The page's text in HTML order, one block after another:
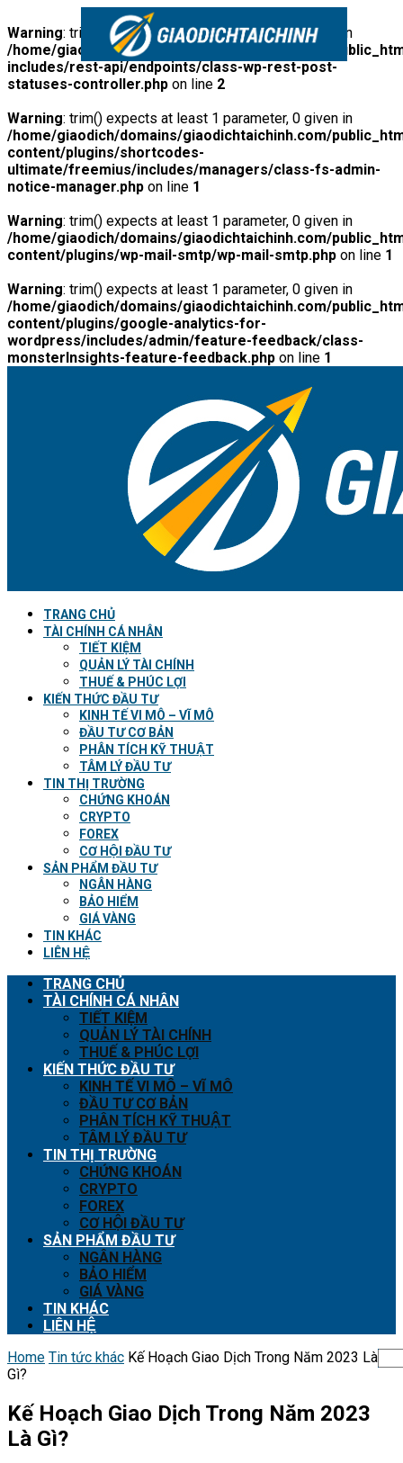
Warning: trim() expects at least 1 parameter, 0 given in
/home/giaodich/domains/giaodichtaichinh.com/
includes/rest-api/endpoints/class-wp-rest-post-
statuses-controller.php on line 2
Warning: trim() expects at least 1 parameter, 0 given in
/home/giaodich/domains/giaodichtaichinh.com/
content/plugins/shortcodes-
ultimate/freemius/includes/managers/class-fs-admin-
notice-manager.php on line 1
Warning: trim() expects at least 1 parameter, 0 given in
/home/giaodich/domains/giaodichtaichinh.com/
content/plugins/wp-mail-smtp/wp-mail-smtp.php on line 1
Warning: trim() expects at least 1 parameter, 0 given in
/home/giaodich/domains/giaodichtaichinh.com/
content/plugins/google-analytics-for-
wordpress/includes/admin/feature-feedback/class-
monsterInsights-feature-feedback.php on line 1
TRANG CHỦ
TÀI CHÍNH CÁ NHÂN
TIẾT KIỆM
QUẢN LÝ TÀI CHÍNH
THUẾ & PHÚC LỢI
KIẾN THỨC ĐẦU TƯ
KINH TẾ VI MÔ – VĨ MÔ
ĐẦU TƯ CƠ BẢN
PHÂN TÍCH KỸ THUẬT
TÂM LÝ ĐẦU TƯ
TIN THỊ TRƯỜNG
CHỨNG KHOÁN
CRYPTO
FOREX
CƠ HỘI ĐẦU TƯ
SẢN PHẨM ĐẦU TƯ
NGÂN HÀNG
BẢO HIỂM
GIÁ VÀNG
TIN KHÁC
LIÊN HỆ
TRANG CHỦ
TÀI CHÍNH CÁ NHÂN
TIẾT KIỆM
QUẢN LÝ TÀI CHÍNH
THUẾ & PHÚC LỢI
KIẾN THỨC ĐẦU TƯ
KINH TẾ VI MÔ – VĨ MÔ
ĐẦU TƯ CƠ BẢN
PHÂN TÍCH KỸ THUẬT
TÂM LÝ ĐẦU TƯ
TIN THỊ TRƯỜNG
CHỨNG KHOÁN
CRYPTO
FOREX
CƠ HỘI ĐẦU TƯ
SẢN PHẨM ĐẦU TƯ
NGÂN HÀNG
BẢO HIỂM
GIÁ VÀNG
TIN KHÁC
LIÊN HỆ
Home Tin tức khác Kế Hoạch Giao Dịch Trong Năm 2023 Là
Gì?
Kế Hoạch Giao Dịch Trong Năm 2023
Là Gì?